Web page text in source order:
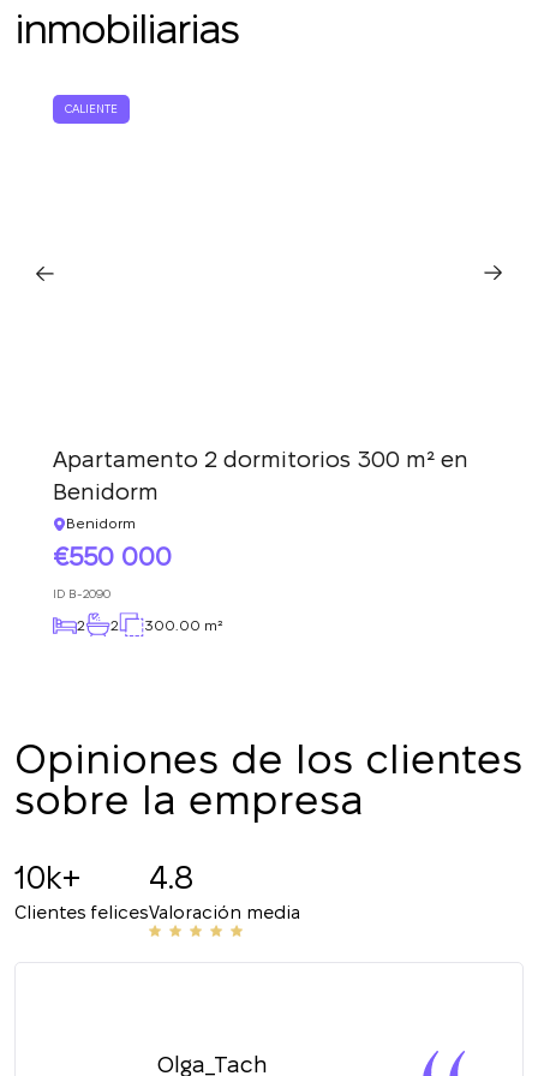
inmobiliarias
CALIENTE
Apartamento 2 dormitorios 300 m² en
Benidorm
Benidorm
550 000
ID B-2090
2 2 300.00 m²
Opiniones de los clientes
sobre la empresa
10k+
Clientes felices
4.8
Valoración media
Olga_Tach
Le devolveremos la